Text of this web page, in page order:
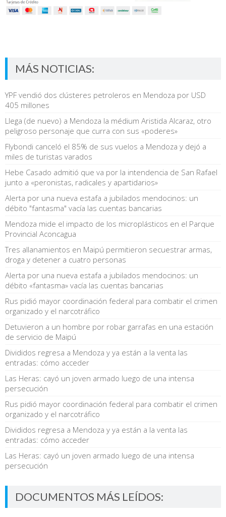
MÁS NOTICIAS:
YPF vendió dos clústeres petroleros en Mendoza por USD
405 millones
Llega (de nuevo) a Mendoza la médium Aristida Alcaraz, otro
peligroso personaje que curra con sus «poderes»
Flybondi canceló el 85% de sus vuelos a Mendoza y dejó a
miles de turistas varados
Hebe Casado admitió que va por la intendencia de San Rafael
junto a «peronistas, radicales y apartidarios»
Alerta por una nueva estafa a jubilados mendocinos: un
débito "fantasma" vacía las cuentas bancarias
Mendoza mide el impacto de los microplásticos en el Parque
Provincial Aconcagua
Tres allanamientos en Maipú permitieron secuestrar armas,
droga y detener a cuatro personas
Alerta por una nueva estafa a jubilados mendocinos: un
débito «fantasma» vacía las cuentas bancarias
Rus pidió mayor coordinación federal para combatir el crimen
organizado y el narcotráfico
Detuvieron a un hombre por robar garrafas en una estación
de servicio de Maipú
Divididos regresa a Mendoza y ya están a la venta las
entradas: cómo acceder
Las Heras: cayó un joven armado luego de una intensa
persecución
Rus pidió mayor coordinación federal para combatir el crimen
organizado y el narcotráfico
Divididos regresa a Mendoza y ya están a la venta las
entradas: cómo acceder
Las Heras: cayó un joven armado luego de una intensa
persecución
DOCUMENTOS MÁS LEÍDOS: